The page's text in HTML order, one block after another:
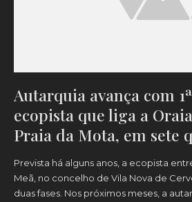
Autarquia avança com
ecopista que liga a
Praia da Mota, em sete
Prevista há alguns anos, a ecopista
Meã, no concelho de Vila Nova de
duas fases. Nos próximos meses, a